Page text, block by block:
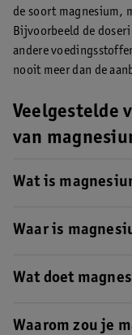
de soort magnesium,
Bijvoorbeeld de
andere
nooit meer dan de
Veelgestelde
van
Wat is
lichaam.
Waar is
tanden, maar het
Wat doet
Waarom zou je